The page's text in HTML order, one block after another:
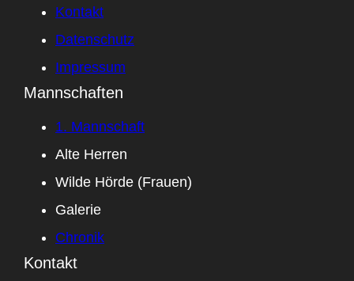
Kontakt
Datenschutz
Impressum
Mannschaften
1. Mannschaft
Alte Herren
Wilde Hörde (Frauen)
Galerie
Chronik
Kontakt